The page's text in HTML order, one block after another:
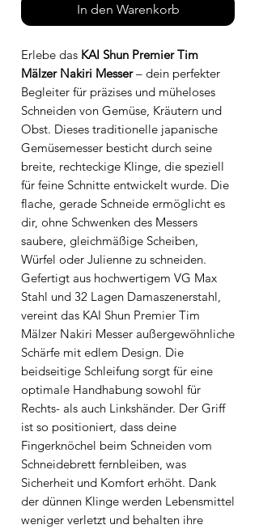
In den Warenkorb
Erlebe das KAI Shun Premier Tim
Mälzer Nakiri Messer– dein perfekter
Begleiter für präzises und müheloses
Schneiden von Gemüse, Kräutern und
Obst. Dieses traditionelle japanische
Gemüsemesser besticht durch seine
breite, rechteckige Klinge, die speziell
für feine Schnitte entwickelt wurde. Die
flache, gerade Schneide ermöglicht es
dir, ohne Schwenken des Messers
saubere, gleichmäßige Scheiben,
Würfel oder Julienne zu schneiden.
Gefertigt aus hochwertigem VG Max
Stahl und 32 Lagen Damaszenerstahl,
vereint das KAI Shun Premier Tim
Mälzer Nakiri Messer außergewöhnliche
Schärfe mit edlem Design. Die
beidseitige Schleifung sorgt für eine
optimale Handhabung sowohl für
Rechts- als auch Linkshänder. Der Griff
ist so positioniert, dass deine
Fingerknöchel beim Schneiden vom
Schneidebrett fernbleiben, was
Sicherheit und Komfort erhöht. Dank
der dünnen Klinge werden Lebensmittel
weniger verletzt und behalten ihre